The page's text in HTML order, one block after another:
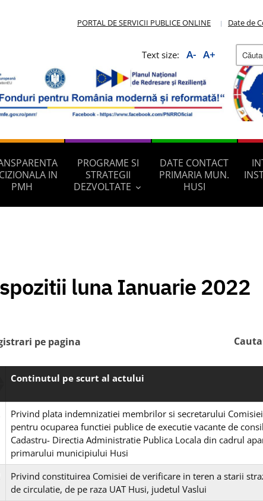
PORTAL DE SERVICII PUBLICE ONLINE Date de
Text size: A- A+
IN
PMH
PROGRAME SI
STRATEGII
DEZVOLTATE
DATE CONTACT
PRIMARIA MUN.
HUSI
luna Ianuarie 2022
pe pagina
Continutul pe scurt al actului
Privind plata indemnizatiei membrilor si secretarului
pentru ocuparea functiei publice de executie vacante de
Cadastru- Directia Administratie Publica Locala din cadrul
primarului municipiului Husi
Privind constituirea Comisiei de verificare in teren a starii
de circulatie, de pe raza UAT Husi, judetul Vaslui